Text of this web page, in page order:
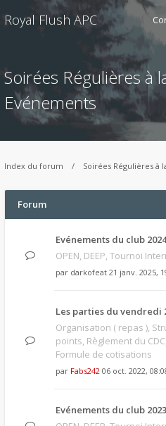
Royal Flush APC
Soirées Régulières à
Evénements
Index du forum Soirées Régulières à
Forum
Evénements du club
OPEN, DEEP, Tournoi
par darkofeat 21 janv. 2025,
Les parties du vendredi
Organisation ( repas ),
points, Règlement du
Formule de cotisations
par Fabs242 06 oct. 2022,
Evénements du club